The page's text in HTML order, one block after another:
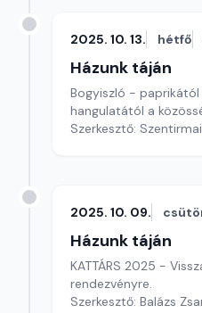
2025. 10. 13. hétfő
Házunk táján
Bogyiszló -
hangulatától a
Szerkesztő:
2025. 10. 09.
Házunk táján
KATTÁRS 2025 -
rendezvényre.
Szerkesztő: Balázs